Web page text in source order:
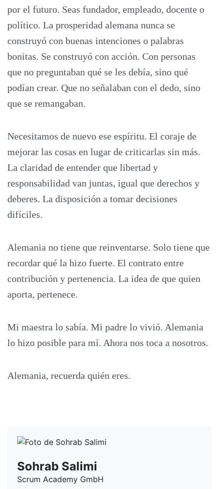
por el futuro. Seas fundador, empleado, docente o
político. La prosperidad alemana nunca se
construyó con buenas intenciones o palabras
bonitas. Se construyó con acción. Con personas
que no preguntaban qué se les debía, sino qué
podían crear. Que no señalaban con el dedo, sino
que se remangaban.
Necesitamos de nuevo ese espíritu. El coraje de
mejorar las cosas en lugar de criticarlas sin más.
La claridad de entender que libertad y
responsabilidad van juntas, igual que derechos y
deberes. La disposición a tomar decisiones
difíciles.
Alemania no tiene que reinventarse. Solo tiene que
recordar qué la hizo fuerte. El contrato entre
contribución y pertenencia. La idea de que quien
aporta, pertenece.
Mi maestra lo sabía. Mi padre lo vivió. Alemania
lo hizo posible para mí. Ahora nos toca a nosotros.
Alemania, recuerda quién eres.
Sohrab Salimi
Scrum Academy GmbH